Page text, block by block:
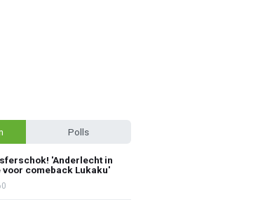
Polls
'Anderlecht in
voor comeback Lukaku'